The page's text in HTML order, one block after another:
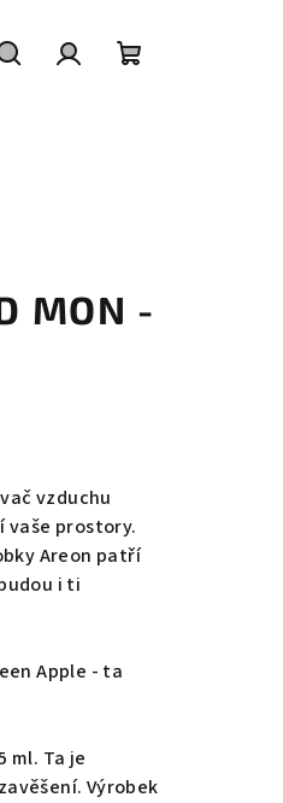
MON -
vzduchu
vaše prostory.
Areon patří
i ti
Apple - ta
ml. Ta je
Výrobek